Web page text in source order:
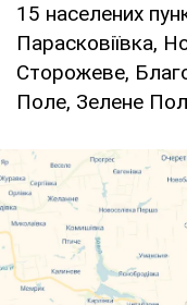
15 населених
Парасковіївка,
Сторожеве,
Поле, Зелене